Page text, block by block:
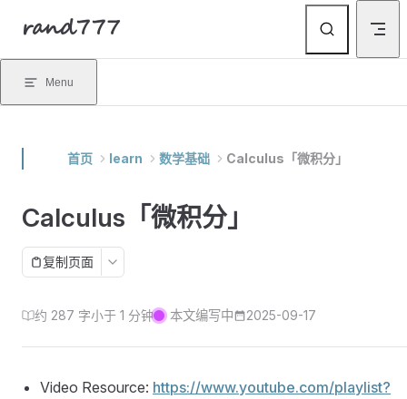
Skip to content
rand777
Menu
首页 learn 数学基础 Calculus「微积分」
Calculus「微积分」
复制页面
约 287 字小于 1 分钟 本文编写中 2025-09-17
Video Resource: https://www.youtube.com/playlist?